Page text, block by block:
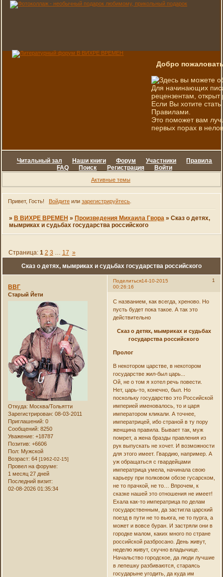
Добро
Здесь вы можете
Для начинающих
рецензентам, открыт
Если Вы хотите
Правилами.
Это поможет вам
первых порах в
Читальный зал Наши книги Форум Участники
Правила
FAQ
Поиск Регистрация Войти
Активные темы
Привет, Гость! Войдитеили зарегистрируйтесь.
» В ВИХРЕ ВРЕМЕН » Произведения Михаила Гвора » Сказ о детях,
мымриках и судьбах государства российского
Сказ о детях, мымриках и судьбах государства российского
Страница: 1 2 3 … 17 »
Поделиться 1
14-10-2015
00:26:16
ВВГ
Старый Йети
Откуда: Москва/Тольятти
Зарегистрирован: 08-03-2011
Приглашений: 0
Сообщений: 8250
Уважение: +18787
Позитив: +6606
Пол: Мужской
Возраст: 64[1962-02-15]
Провел на форуме:
1 месяц 27 дней
Последний визит:
02-08-2026 01:35:34
С названием, как всегда, хреново. Но
пусть будет пока такое. А так это
действительно
Сказ о детях, мымриках и судьбах
государства российского
Пролог
В некотором царстве, в некотором
государстве жил-был царь...
Ой, не о том я хотел речь повести.
Нет, царь-то, конечно, был. Но
поскольку государство это Российской
империей именовалось, то и царя
императором кликали. А точнее,
императрицей, ибо страной в ту пору
женщина правила. Бывает так, муж
помрет, а жена бразды правления из
рук выпускать не хочет. И возможности
для этого имеет. Гвардию, например. А
уж обращаться с гвардейцами
императрица умела, начинала свою
карьеру при полковом обозе гусарском,
не то прачкой, не то… Впрочем, к
сказке нашей это отношения не имеет!
Ехала как-то императрица по делам
государственным, да застигла царский
поезд в пути не то вьюга, не то пурга, а
может и вовсе буран. И застряли они в
городке малом, каких много по стране
российской разбросано. День живут,
неделю живут, скучно владычице.
Начальство городское, да люди лучшие
в лепешку разбиваются, стараясь
государыне угодить, да куда им